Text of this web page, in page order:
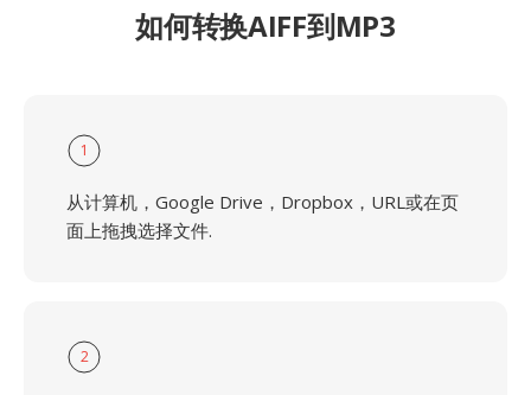
如何转换AIFF到MP3
1
从计算机，Google Drive，Dropbox，URL或在页
面上拖拽选择文件.
2